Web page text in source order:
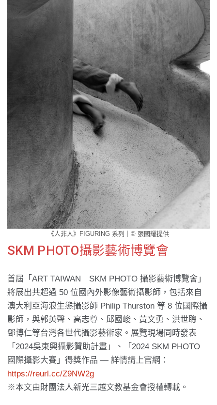
《人非人》FIGURING 系列｜© 張國耀提供
SKM PHOTO攝影藝術博覽會
首屆「ART TAIWAN｜SKM PHOTO 攝影藝術博覽會」
將展出共超過 50 位國內外影像藝術攝影師，包括來自
澳大利亞海浪生態攝影師 Philip Thurston 等 8 位國際攝
影師，與郭英聲、高志尊、邱國峻、黃文勇、洪世聰、
鄧博仁等台灣各世代攝影藝術家。展覽現場同時發表
「2024吳東興攝影贊助計畫」、「2024 SKM PHOTO
國際攝影大賽」得獎作品 — 詳情請上官網：
https://reurl.cc/Z9NW2g
※本文由財團法人新光三越文教基金會授權轉載。